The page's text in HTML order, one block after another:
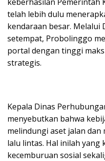
telah lebih dulu
kendaraan besar. Melalui
setempat, Probolinggo
portal dengan tinggi
strategis.
Kepala Dinas
menyebutkan bahwa
melindungi aset jalan
lalu lintas. Hal inilah yang
kecemburuan sosial